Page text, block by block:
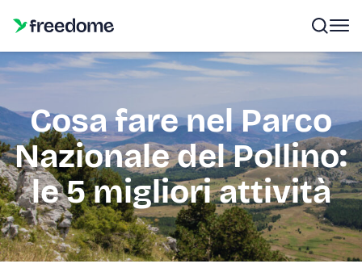
Cosa fare nel Parco
Nazionale del Pollino:
le 5 migliori attività